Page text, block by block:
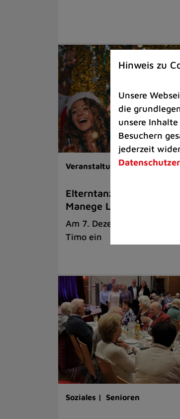
Veranstaltungen
Elterntanz: Nikolaus-
Manege Lintorf
Am 7. Dezember ab 21 Uhr
Timo ein
Soziales | Senioren
Hinweis zu
Unsere
die
unsere
Besuchern
jederzeit